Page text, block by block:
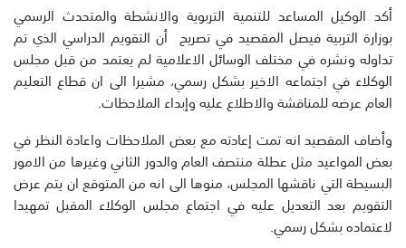
أكد الوكيل المساعد للتنمية التربوية والانشطة والمتحدث الرسمي
بوزارة التربية فيصل المقصيد في تصريح أن التقويم الدراسي الذي تم
تداوله ونشره في مختلف الوسائل الاعلامية لم يعتمد من قبل مجلس
الوكلاء في اجتماعه الاخير بشكل رسمي، مشيرا الى ان قطاع التعليم
العام عرضه للمناقشة والاطلاع عليه وإبداء الملاحظات.
وأضاف المقصيد انه تمت إعادته مع بعض الملاحظات واعادة النظر في
بعض المواعيد مثل عطلة منتصف العام والدور الثاني وغيرها من الامور
البسيطة التي ناقشها المجلس، منوها الى انه من المتوقع ان يتم عرض
التقويم بعد التعديل عليه في اجتماع مجلس الوكلاء المقبل تمهيدا
لاعتماده بشكل رسمي.